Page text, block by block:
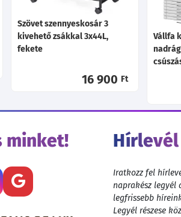
Szövet szennyeskosár 3
kivehető zsákkal 3x44L,
fekete
16 900 Ft
Vállfa
minket! Hírlevél
Iratkozz fel
naprakész legyél
legfrissebb
Legyél részese